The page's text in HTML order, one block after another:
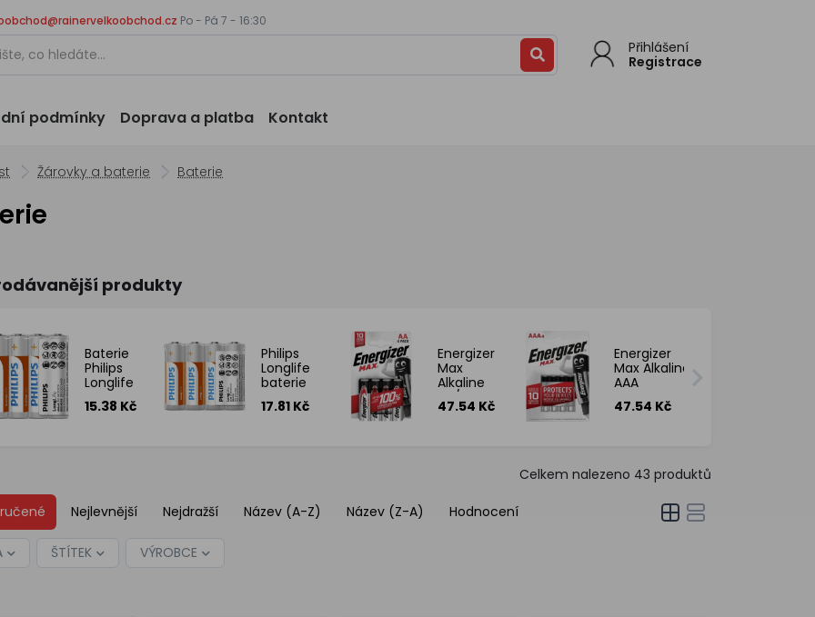
Po - Pá 7 - 16:30
Přihlášení
Registrace
podmínky Doprava a platba Kontakt
Žárovky a baterie Baterie
produkty
Baterie
Philips
Longlife
4 ks AAA
R03 1,5V
15.38 Kč
Philips
Longlife
baterie
AA
R6L4F/10
17.81 Kč
Energizer
Max
Alkaline
AA/LR6
alkalické
47.54 Kč
Energizer
Max Alkaline
AAA
mikrotužková
baterie, 4 ks
47.54 Kč
Celkem nalezeno 43 produktů
Nejlevnější Nejdražší Název (A-Z) Název (Z-A) Hodnocení
ŠTÍTEK VÝROBCE